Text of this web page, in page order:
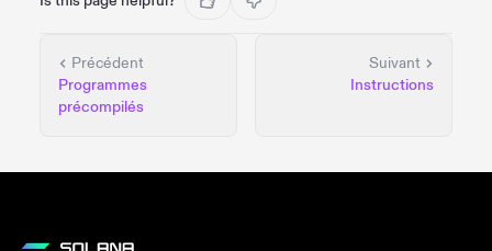
Précédent
Programmes
précompilés
Suivant
Instructions